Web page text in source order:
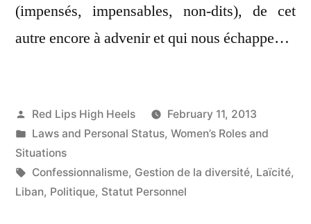
(impensés, impensables, non-dits), de cet
autre encore à advenir et qui nous échappe…
Posted
by
Red Lips High Heels
February 11, 2013
Posted
in
Laws and Personal Status, Women’s Roles and
Situations
Tags:
Confessionnalisme, Gestion de la diversité, Laïcité,
Liban, Politique, Statut Personnel